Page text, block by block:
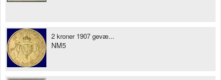
2 kroner 1907 gevæ...
NM5